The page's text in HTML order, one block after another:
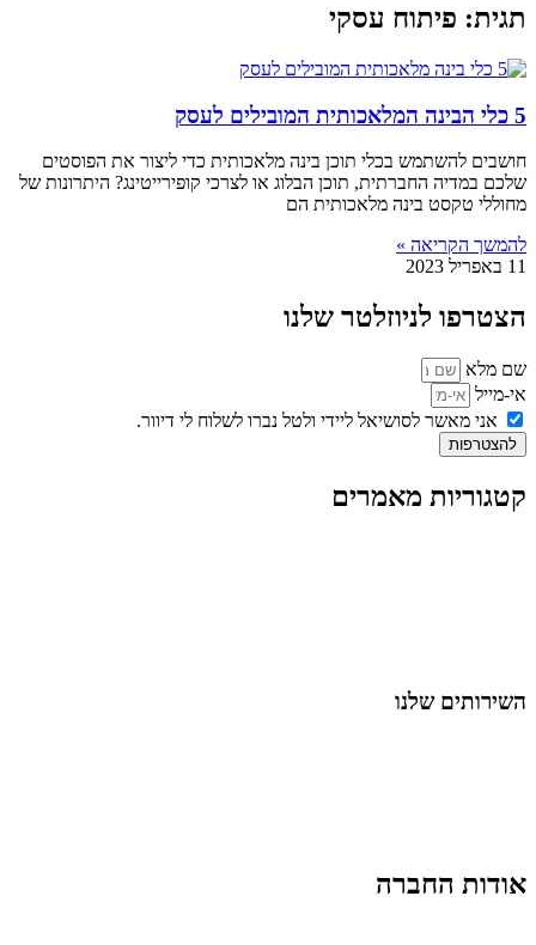
תגית: פיתוח עסקי
5 כלי הבינה המלאכותית המובילים לעסק
חושבים להשתמש בכלי תוכן בינה מלאכותית כדי ליצור את הפוסטים
שלכם במדיה החברתית, תוכן הבלוג או לצרכי קופירייטינג? היתרונות של
מחוללי טקסט בינה מלאכותית הם
להמשך הקריאה »
11 באפריל 2023
הצטרפו לניוזלטר שלנו
שם מלא
אי-מייל
אני מאשר לסושיאל ליידי ולטל נברו לשלוח לי דיוור.
להצטרפות
קטגוריות מאמרים
השירותים שלנו
אודות החברה